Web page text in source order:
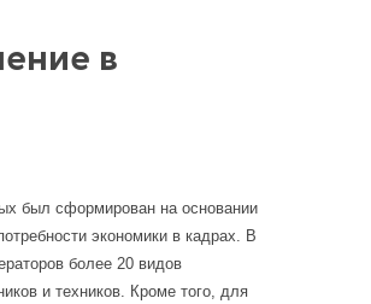
в
был сформирован на основании
экономики в кадрах. В
более 20 видов
и техников. Кроме того, для